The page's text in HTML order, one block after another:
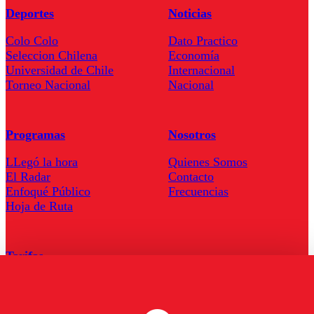
Deportes
Colo Colo
Seleccion Chilena
Universidad de Chile
Torneo Nacional
Noticias
Dato Practico
Economía
Internacional
Nacional
Programas
LLegó la hora
El Radar
Enfoqué Público
Hoja de Ruta
Nosotros
Quienes Somos
Contacto
Frecuencias
Tarifas